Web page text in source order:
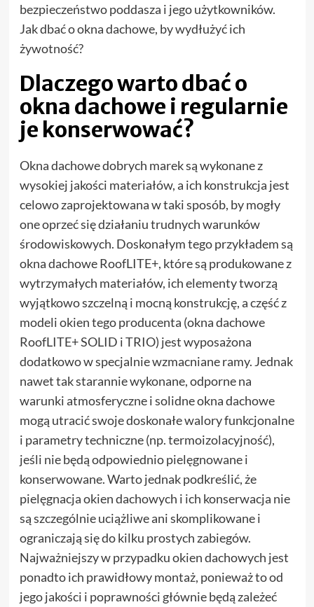
bezpieczeństwo poddasza i jego użytkowników.
Jak dbać o okna dachowe, by wydłużyć ich
żywotność?
Dlaczego warto dbać o
okna dachowe i regularnie
je konserwować?
Okna dachowe dobrych marek są wykonane z
wysokiej jakości materiałów, a ich konstrukcja jest
celowo zaprojektowana w taki sposób, by mogły
one oprzeć się działaniu trudnych warunków
środowiskowych. Doskonałym tego przykładem są
okna dachowe RoofLITE+, które są produkowane z
wytrzymałych materiałów, ich elementy tworzą
wyjątkowo szczelną i mocną konstrukcję, a część z
modeli okien tego producenta (okna dachowe
RoofLITE+ SOLID i TRIO) jest wyposażona
dodatkowo w specjalnie wzmacniane ramy. Jednak
nawet tak starannie wykonane, odporne na
warunki atmosferyczne i solidne okna dachowe
mogą utracić swoje doskonałe walory funkcjonalne
i parametry techniczne (np. termoizolacyjność),
jeśli nie będą odpowiednio pielęgnowane i
konserwowane. Warto jednak podkreślić, że
pielęgnacja okien dachowych i ich konserwacja nie
są szczególnie uciążliwe ani skomplikowane i
ograniczają się do kilku prostych zabiegów.
Najważniejszy w przypadku okien dachowych jest
ponadto ich prawidłowy montaż, ponieważ to od
jego jakości i poprawności głównie będą zależeć